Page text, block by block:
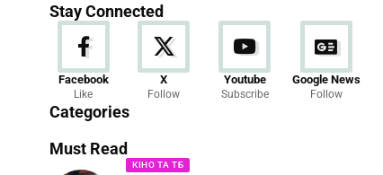
Stay Connected
Facebook
Like
X
Follow
Youtube
Subscribe
Google News
Follow
Categories
Новини
23 Articles
Must Read
КІНО ТА ТБ